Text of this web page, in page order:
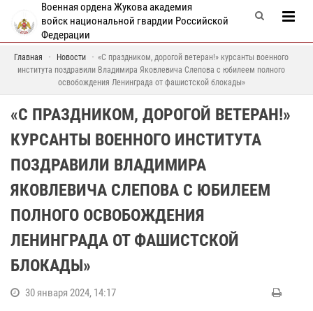
Военная ордена Жукова академия
войск национальной гвардии Российской
Федерации
Главная Новости
«С праздником, дорогой ветеран!» курсанты военного
института поздравили Владимира Яковлевича Слепова с юбилеем полного
освобождения Ленинграда от фашистской блокады»
«С ПРАЗДНИКОМ, ДОРОГОЙ ВЕТЕРАН!»
КУРСАНТЫ ВОЕННОГО ИНСТИТУТА
ПОЗДРАВИЛИ ВЛАДИМИРА
ЯКОВЛЕВИЧА СЛЕПОВА С ЮБИЛЕЕМ
ПОЛНОГО ОСВОБОЖДЕНИЯ
ЛЕНИНГРАДА ОТ ФАШИСТСКОЙ
БЛОКАДЫ»
30 января 2024, 14:17